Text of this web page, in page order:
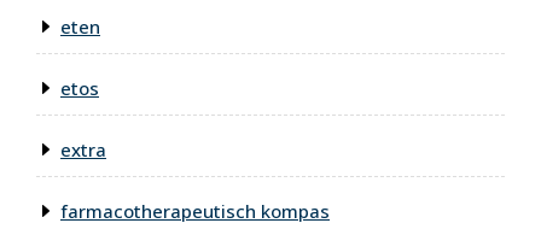
eten
etos
extra
farmacotherapeutisch kompas